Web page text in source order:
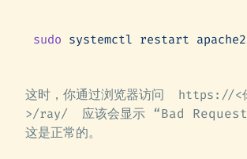
sudo systemctl restart
这时，你通过浏览器访问
https://<
>/ray/
应该会显示 “Bad
这是正常的。